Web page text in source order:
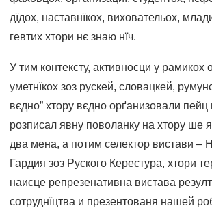
дїдох, наставнїкох, виховательох,
гевтих хтори нє знаю нїч.
У тим контексту, активносци у
уметнїкох зоз рускей, словацкей,
вєдно” хтору вєдно орґанизовали
розписал явну поволанку на хтору ше
два мена, а потим селектор вистави –
Гардия зоз Руского Керестура, хтори
наисце репрезенативна вистава
сотруднїцтва и презентованя нашей